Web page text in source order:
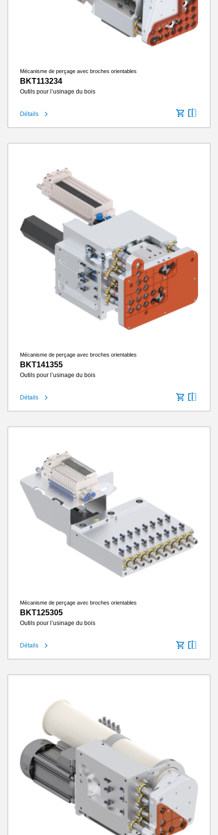
Mécanisme de perçage avec broches orientables
BKT113234
Outils pour l’usinage du bois
Détails
Mécanisme de perçage avec broches orientables
BKT141355
Outils pour l’usinage du bois
Détails
Mécanisme de perçage avec broches orientables
BKT125305
Outils pour l’usinage du bois
Détails